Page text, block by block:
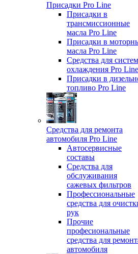
Присадки Pro Line
Присадки в
трансмиссионные
масла Pro Line
Присадки в
масла Pro Line
Средства для
охлаждения Pro Line
Присадки в
топливо Pro Line
Средства для ремонта
автомобиля Pro Line
Автосервисные
составы
Средства для
обслуживания
сажевых фильтров
Профессиональные
средства для
рук
Прочие
професиональные
средства для
автомобиля